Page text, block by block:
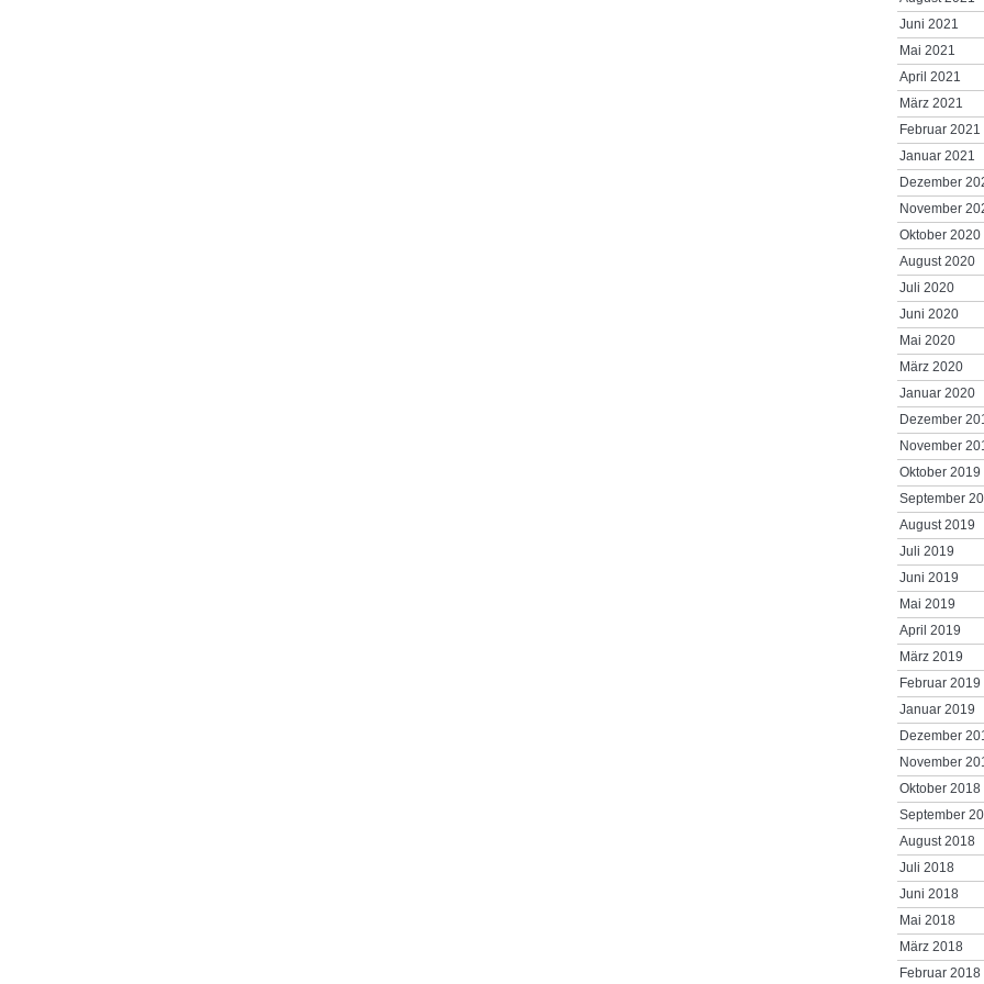
Juni 2021
Mai 2021
April 2021
März 2021
Februar 2021
Januar 2021
Dezember
November
Oktober 2020
August 2020
Juli 2020
Juni 2020
Mai 2020
März 2020
Januar 2020
Dezember
November
Oktober 2019
September
August 2019
Juli 2019
Juni 2019
Mai 2019
April 2019
März 2019
Februar 2019
Januar 2019
Dezember
November
Oktober 2018
September
August 2018
Juli 2018
Juni 2018
Mai 2018
März 2018
Februar 2018